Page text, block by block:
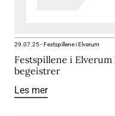
29.07.25-Festspillene i Elverum
Festspillene i
begeistrer
Les mer